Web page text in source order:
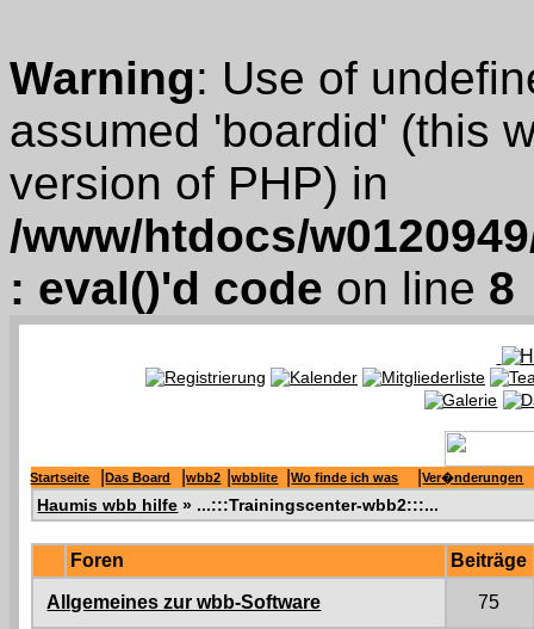
Warning: Use of
assumed 'boardid' (this
version of PHP) in
/www/htdocs/
: eval()'d code on line 8
Startseite |Das Board |wbb2 |wbblite |Wo finde ich was |Ver�nderungen
Haumis wbb hilfe » ...:::Trainingscenter-wbb2:::...
Foren Beiträge
Allgemeines zur wbb-Software 75